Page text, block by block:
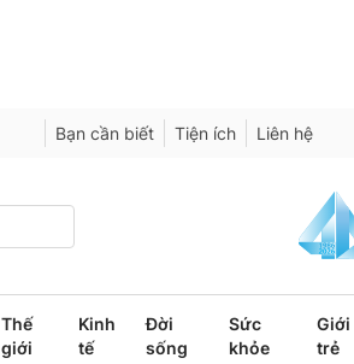
Bạn cần biết Tiện ích Liên hệ
Thế
giới
Kinh
tế
Đời
sống
Sức
khỏe
Giới
trẻ